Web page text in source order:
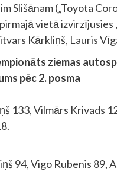
Slišānam („Toyota
vietā izvirzījusies
Kārkliņš, Lauris
ziemas
pēc 2. posma
133, Vilmārs Krivads
94, Vigo Rubenis 89,